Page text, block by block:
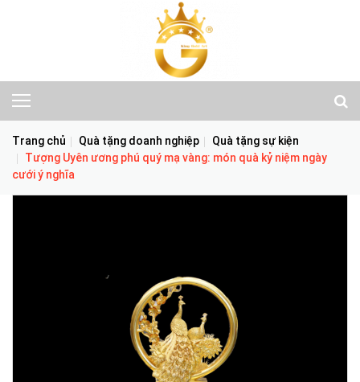
Trang chủ Quà tặng doanh nghiệp
Quà tặng sự kiện
Tượng Uyên ương phú quý mạ vàng: món quà kỷ niệm ngày
cưới ý nghĩa